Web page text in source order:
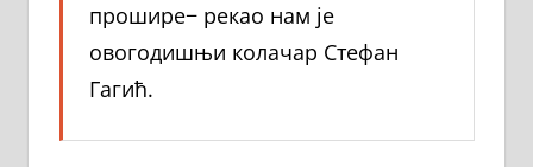
прошире− рекао нам је
овогодишњи колачар Стефан
Гагић.